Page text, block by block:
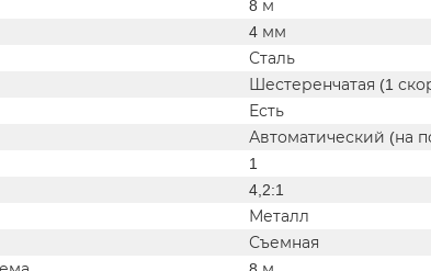
8 м
4 мм
Сталь
Шестеренчатая (1
Есть
Автоматический (на
1
4,2:1
Металл
Съемная